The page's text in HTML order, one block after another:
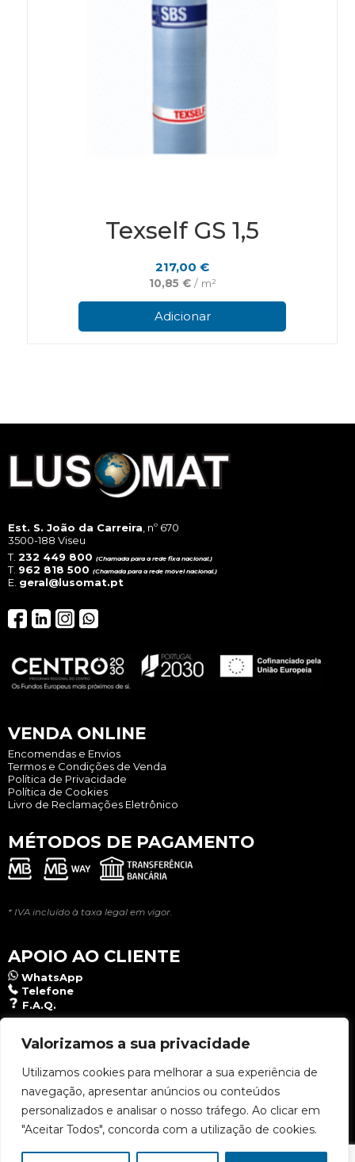
Valorizamos a sua privacidade
Utilizamos cookies para melhorar a sua experiência de
navegação, apresentar anúncios ou conteúdos
personalizados e analisar o nosso tráfego. Ao clicar em
"Aceitar Todos", concorda com a utilização de cookies.
Texself GS 1,5
217,00€
10,85 €/ m²
Adicionar
Est. S. João da Carreira , nº 670
3500-188 Viseu
T. 232 449 800 (Chamada para a rede fixa nacional.)
T. 962 818 500 (Chamada para a rede móvel nacional.)
E. geral@lusomat.pt
VENDA ONLINE
Encomendas e Envios
Termos e Condições de Venda
Política de Privacidade
Política de Cookies
Livro de Reclamações Eletrônico
MÉTODOS DE PAGAMENTO
* IVA incluído à taxa legal em vigor.
APOIO AO CLIENTE
WhatsApp
Telefone
F.A.Q.
NEWSLETTER